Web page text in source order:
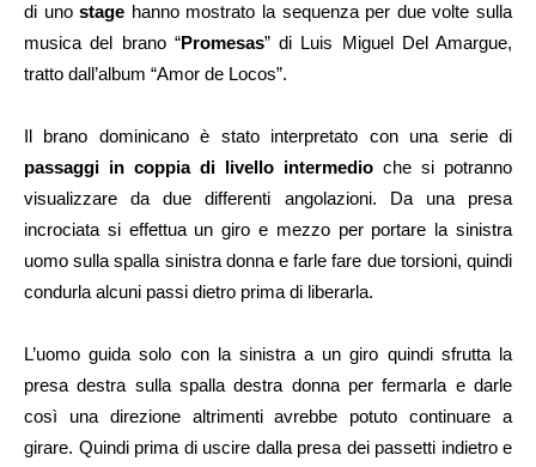
di unostage hanno mostrato la sequenza per due volte sulla
musica del brano “Promesas” di Luis Miguel Del Amargue,
tratto dall’album “Amor de Locos”.
Il brano dominicano è stato interpretato con una serie di
passaggi in coppia di livello intermedio che si potranno
visualizzare da due differenti angolazioni. Da una presa
incrociata si effettua un giro e mezzo per portare la sinistra
uomo sulla spalla sinistra donna e farle fare due torsioni, quindi
condurla alcuni passi dietro prima di liberarla.
L’uomo guida solo con la sinistra a un giro quindi sfrutta la
presa destra sulla spalla destra donna per fermarla e darle
così una direzione altrimenti avrebbe potuto continuare a
girare. Quindi prima di uscire dalla presa dei passetti indietro e